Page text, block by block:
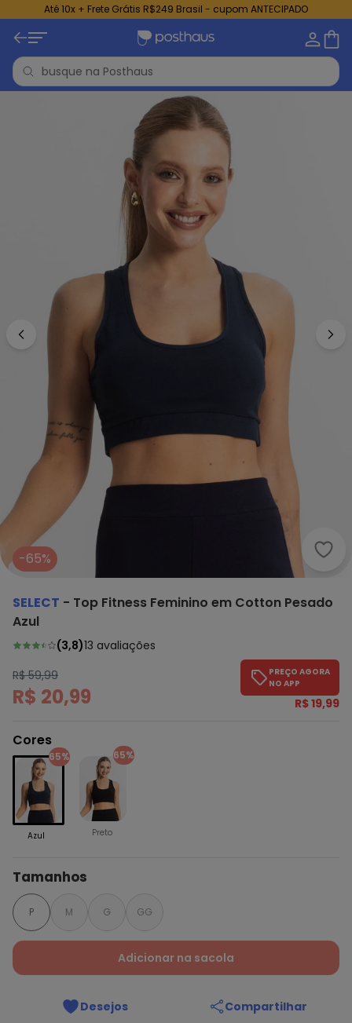
Até 10x + Frete Grátis R$249 Brasil - cupom ANTECIPADO
-65%
SELECT - Top Fitness Feminino em Cotton Pesado
Azul
(3,8)13 avaliações
R$ 59,99
R$ 20,99
PREÇO AGORA
NO APP
R$ 19,99
Cores
65%
Azul
65%
Preto
Tamanhos
P M G GG
Adicionar na sacola
Desejos Compartilhar